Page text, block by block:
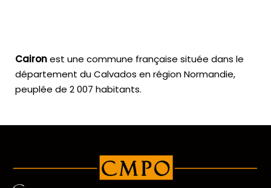
Caironest une commune française située dans le
département du Calvados en région Normandie,
peuplée de 2 007 habitants.